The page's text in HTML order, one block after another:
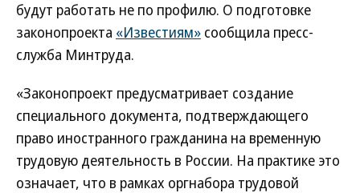
будут работать не по профилю. О подготовке
законопроекта «Известиям» сообщила пресс-
служба Минтруда.
«Законопроект предусматривает создание
специального документа, подтверждающего
право иностранного гражданина на временную
трудовую деятельность в России. На практике это
означает, что в рамках оргнабора трудовой